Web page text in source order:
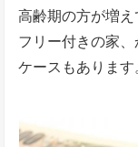
高齢期の方が増
フリー付きの家
ケースもあります